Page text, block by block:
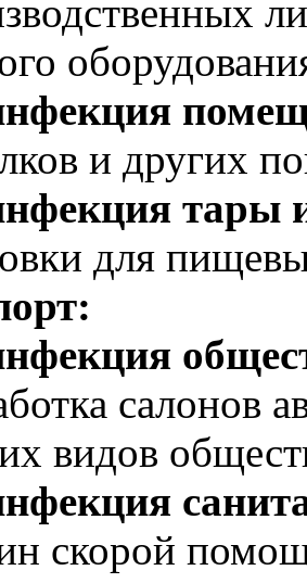
и других
тары
для
салонов
видов
скорой